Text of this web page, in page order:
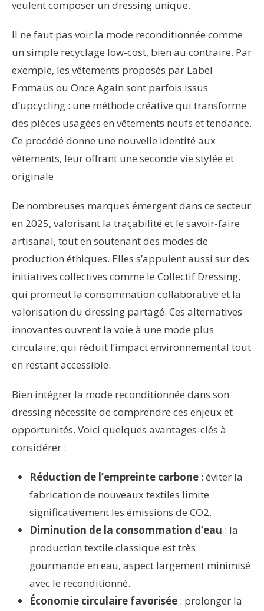
veulent composer un dressing unique.
Il ne faut pas voir la mode reconditionnée comme
un simple recyclage low-cost, bien au contraire. Par
exemple, les vêtements proposés par Label
Emmaüs ou Once Again sont parfois issus
d’upcycling : une méthode créative qui transforme
des pièces usagées en vêtements neufs et tendance.
Ce procédé donne une nouvelle identité aux
vêtements, leur offrant une seconde vie stylée et
originale.
De nombreuses marques émergent dans ce secteur
en 2025, valorisant la traçabilité et le savoir-faire
artisanal, tout en soutenant des modes de
production éthiques. Elles s’appuient aussi sur des
initiatives collectives comme le Collectif Dressing,
qui promeut la consommation collaborative et la
valorisation du dressing partagé. Ces alternatives
innovantes ouvrent la voie à une mode plus
circulaire, qui réduit l’impact environnemental tout
en restant accessible.
Bien intégrer la mode reconditionnée dans son
dressing nécessite de comprendre ces enjeux et
opportunités. Voici quelques avantages-clés à
considérer :
Réduction de l’empreinte carbone : éviter la
fabrication de nouveaux textiles limite
significativement les émissions de CO2.
Diminution de la consommation d’eau : la
production textile classique est très
gourmande en eau, aspect largement minimisé
avec le reconditionné.
Économie circulaire favorisée : prolonger la